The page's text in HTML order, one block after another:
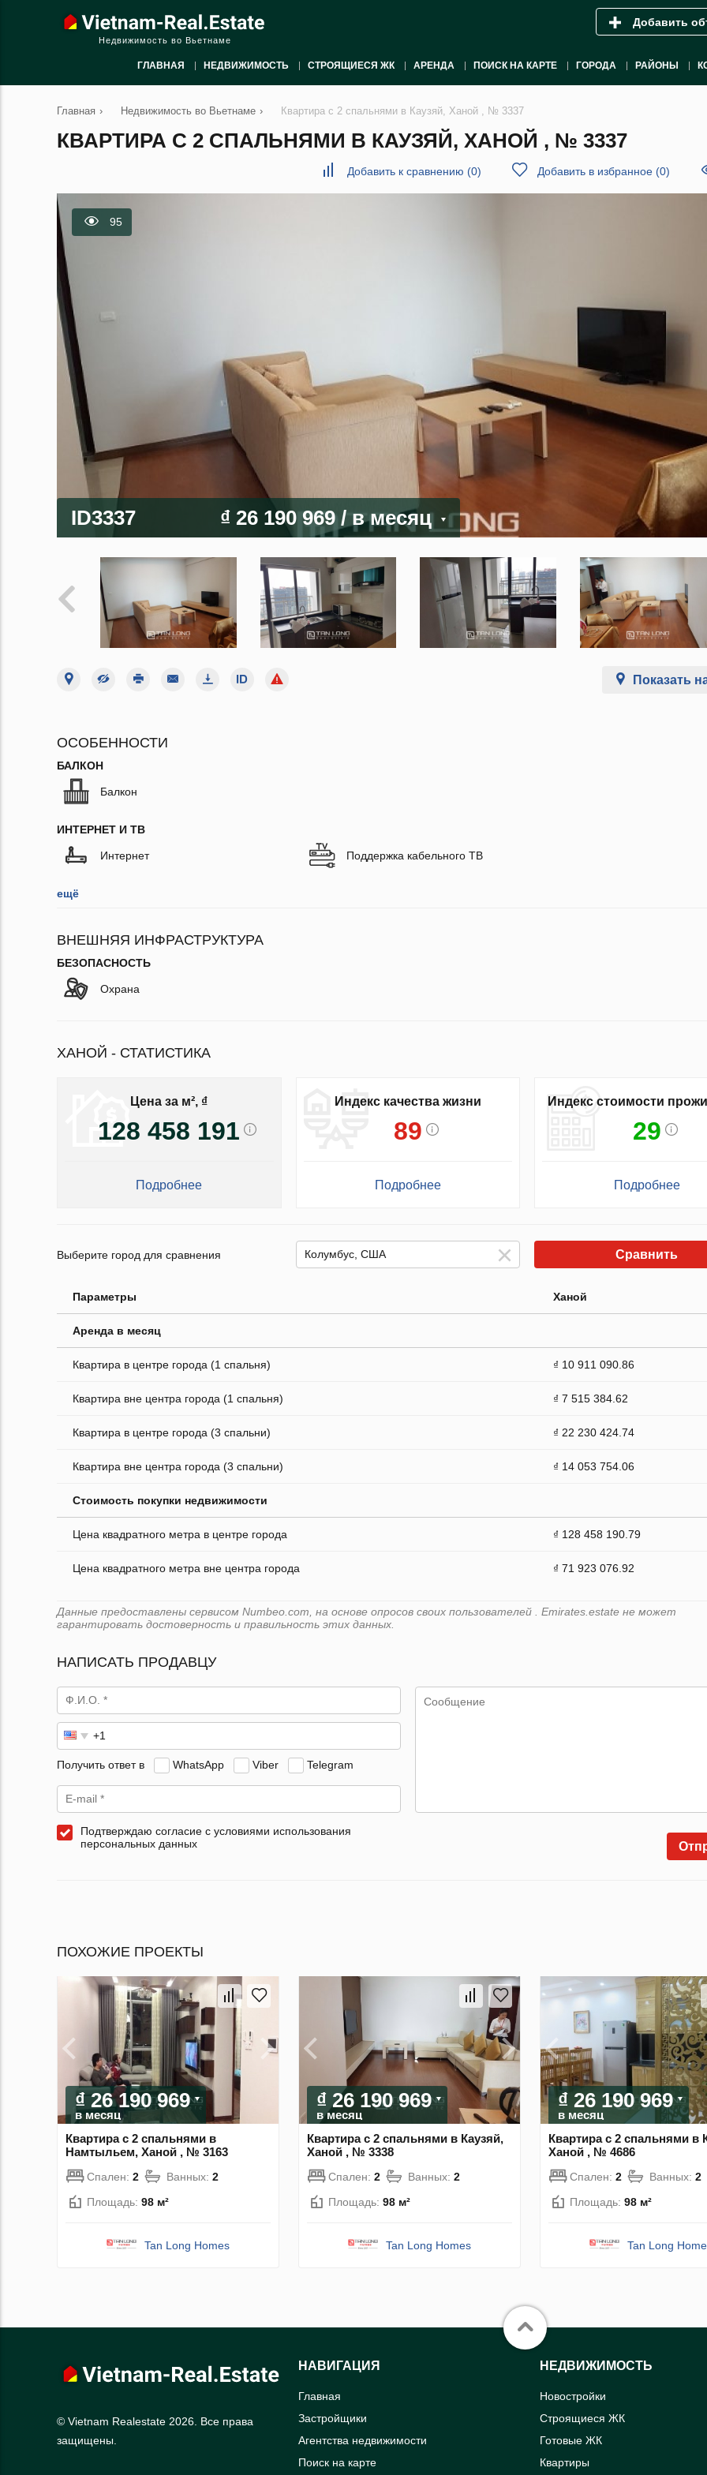
Недвижимость во Вьетнаме
Добавить
ГЛАВНАЯ НЕДВИЖИМОСТЬ СТРОЯЩИЕСЯ ЖК АРЕНДА ПОИСК НА КАРТЕ ГОРОДА РАЙОНЫ
Главная › Недвижимость во Вьетнаме › Квартира с 2 спальнями в Каузяй, Ханой , № 3337
КВАРТИРА С 2 СПАЛЬНЯМИ В КАУЗЯЙ, ХАНОЙ , № 3337
Добавить к сравнению (0) Добавить в избранное (0)
95
ID3337 ₫ 26 190 969 / в месяц
Показать
ОСОБЕННОСТИ
БАЛКОН
Балкон
ИНТЕРНЕТ И ТВ
Интернет Поддержка кабельного ТВ
ещё
ВНЕШНЯЯ ИНФРАСТРУКТУРА
БЕЗОПАСНОСТЬ
Охрана
ХАНОЙ - СТАТИСТИКА
Цена за м², ₫
128 458 191
Подробнее
Индекс качества жизни
89
Подробнее
Индекс стоимости
29
Подробнее
Выберите город для сравнения Сравнить
Параметры Ханой
Аренда в месяц
Квартира в центре города (1 спальня) ₫ 10 911 090.86
Квартира вне центра города (1 спальня) ₫ 7 515 384.62
Квартира в центре города (3 спальни) ₫ 22 230 424.74
Квартира вне центра города (3 спальни) ₫ 14 053 754.06
Стоимость покупки недвижимости
Цена квадратного метра в центре города ₫ 128 458 190.79
Цена квадратного метра вне центра города ₫ 71 923 076.92
Данные предоставлены сервисом Numbeo.com, на основе опросов своих пользователей . Emirates.estate не может
гарантировать достоверность и правильность этих данных.
НАПИСАТЬ ПРОДАВЦУ
Получить ответ в WhatsApp Viber Telegram
Подтверждаю согласие с условиями использования
персональных данных
ПОХОЖИЕ ПРОЕКТЫ
₫ 26 190 969
в месяц
Квартира с 2 спальнями в
Намтыльем, Ханой , № 3163
Спален: 2 Ванных: 2
Площадь: 98 м²
Tan Long Homes
₫ 26 190 969
в месяц
Квартира с 2 спальнями в Каузяй,
Ханой , № 3338
Спален: 2 Ванных: 2
Площадь: 98 м²
Tan Long Homes
₫ 26 190 969
в месяц
Квартира с 2 спальнями в
Ханой , № 4686
Спален: 2 Ванных: 2
Площадь: 98 м²
Tan Long
© Vietnam Realestate 2026. Все права
защищены.
НАВИГАЦИЯ
Главная
Застройщики
Агентства недвижимости
Поиск на карте
НЕДВИЖИМОСТЬ
Новостройки
Строящиеся ЖК
Готовые ЖК
Квартиры